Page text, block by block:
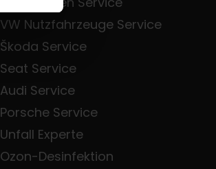
VW Nutzfahrzeuge Service
Škoda Service
Seat Service
Audi Service
Porsche Service
Unfall Experte
Ozon-Desinfektion